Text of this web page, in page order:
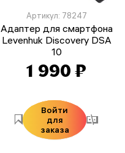
Артикул: 78247
Адаптер для смартфона
Levenhuk Discovery DSA
10
1 990 ₽
Войти
для
заказа